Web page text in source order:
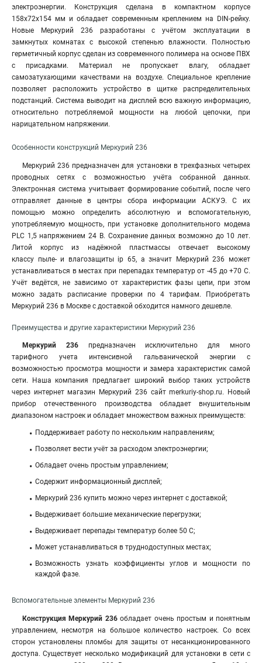
электроэнергии. Конструкция сделана в компактном корпусе
158x72x154 мм и обладает современным креплением на DIN-рейку.
Новые Меркурий 236 разработаны с учётом эксплуатации в
замкнутых комнатах с высокой степенью влажности. Полностью
герметичный корпус сделан из современного полимера на основе ПВХ
с присадками. Материал не пропускает влагу, обладает
самозатухающими качествами на воздухе. Специальное крепление
позволяет расположить устройство в щитке распределительных
подстанций. Система выводит на дисплей всю важную информацию,
относительно потребляемой мощности на любой цепочки, при
нарицательном напряжении.
Особенности конструкций Меркурий 236
Меркурий 236 предназначен для установки в трехфазных четырех
проводных сетях с возможностью учёта собранной данных.
Электронная система учитывает формирование событий, после чего
отправляет данные в центры сбора информации АСКУЭ. С их
помощью можно определить абсолютную и вспомогательную,
употребляемую мощность, при установке дополнительного модема
PLC 1,5 напряжением 24 В. Сохранение данных возможно до 10 лет.
Литой корпус из надёжной пластмассы отвечает высокому
классу пыле- и влагозащиты ip 65, а значит Меркурий 236 может
устанавливаться в местах при перепадах температур от -45 до +70 С.
Учёт ведётся, не зависимо от характеристик фазы цепи, при этом
можно задать расписание проверки по 4 тарифам. Приобретать
Меркурий 236 в Москве с доставкой обходится намного дешевле.
Преимущества и другие характеристики Меркурий 236
Меркурий 236предназначен исключительно для много
тарифного учета интенсивной гальванической энергии с
возможностью просмотра мощности и замера характеристик самой
сети. Наша компания предлагает широкий выбор таких устройств
через интернет магазин Меркурий 236 сайт merkuriy-shop.ru. Новый
прибор отечественного производства обладает внушительным
диапазоном настроек и обладает множеством важных преимуществ:
Поддерживает работу по нескольким направлениям;
Позволяет вести учёт за расходом электроэнергии;
Обладает очень простым управлением;
Содержит информационный дисплей;
Меркурий 236 купить можно через интернет с доставкой;
Выдерживает большие механические перегрузки;
Выдерживает перепады температур более 50 С;
Может устанавливаться в труднодоступных местах;
Возможность узнать коэффициенты углов и мощности по
каждой фазе.
Вспомогательные элементы Меркурий 236
Конструкция Меркурий 236обладает очень простым и понятным
управлением, несмотря на большое количество настроек. Со всех
сторон установлены пломбы для защиты от несанкционированного
доступа. Существует несколько модификаций для установки в сети с